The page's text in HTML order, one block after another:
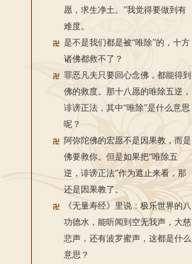
愿，求生净土。”我觉得要做到有
难度。
是不是我们都是被“唯除”的，十方
诸佛都救不了？
罪恶凡夫只要回心念佛，都能得到
佛的救度。那十八愿的唯除五逆，
诽谤正法，其中“唯除”是什么意思
呢？
阿弥陀佛的宏愿不是因果教，而是
佛要救你。但是如果把“唯除五
逆，诽谤正法”作为遮止来看，那
还是因果教了。
《无量寿经》里说：极乐世界的八
功德水，能听闻到空无我声，大慈
悲声，还有波罗蜜声，这都是什么
意思？